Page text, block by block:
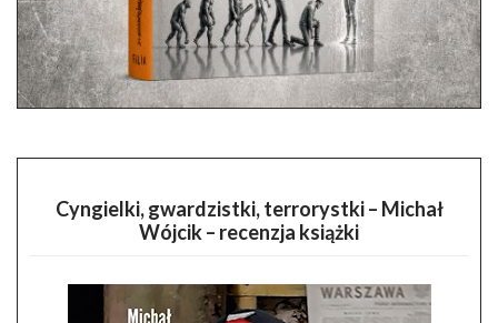
Cyngielki, gwardzistki, terrorystki – Michał
Wójcik – recenzja książki